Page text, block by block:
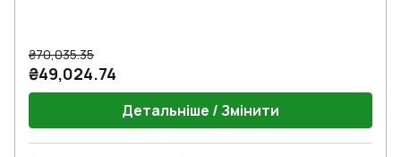
₴70,035.35
₴49,024.74
Детальніше / Змінити